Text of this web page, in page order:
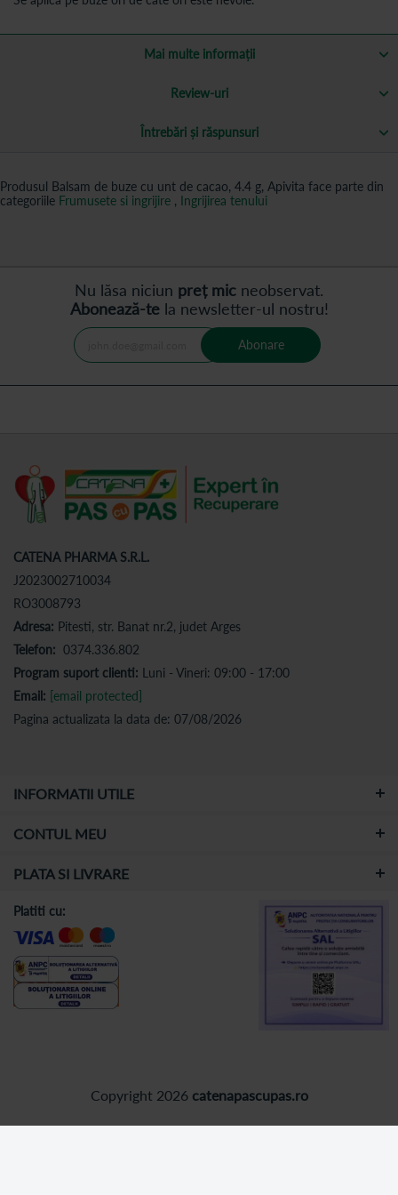
Mai multe informații
Review-uri
Întrebări și răspunsuri
Produsul Balsam de buze cu unt de cacao, 4.4 g, Apivita face parte din
categoriile Frumusete si ingrijire , Ingrijirea tenului
Nu lăsa niciun preț mic neobservat.
Abonează-tela newsletter-ul nostru!
Abonare
CATENA PHARMA S.R.L.
J2023002710034
RO3008793
Adresa: Pitesti, str. Banat nr.2, judet Arges
Telefon: 0374.336.802
Program suport clienti: Luni - Vineri: 09:00 - 17:00
Email: [email protected]
Pagina actualizata la data de: 07/08/2026
INFORMATII UTILE
CONTUL MEU
PLATA SI LIVRARE
Copyright 2026 catenapascupas.ro
Platiti cu: